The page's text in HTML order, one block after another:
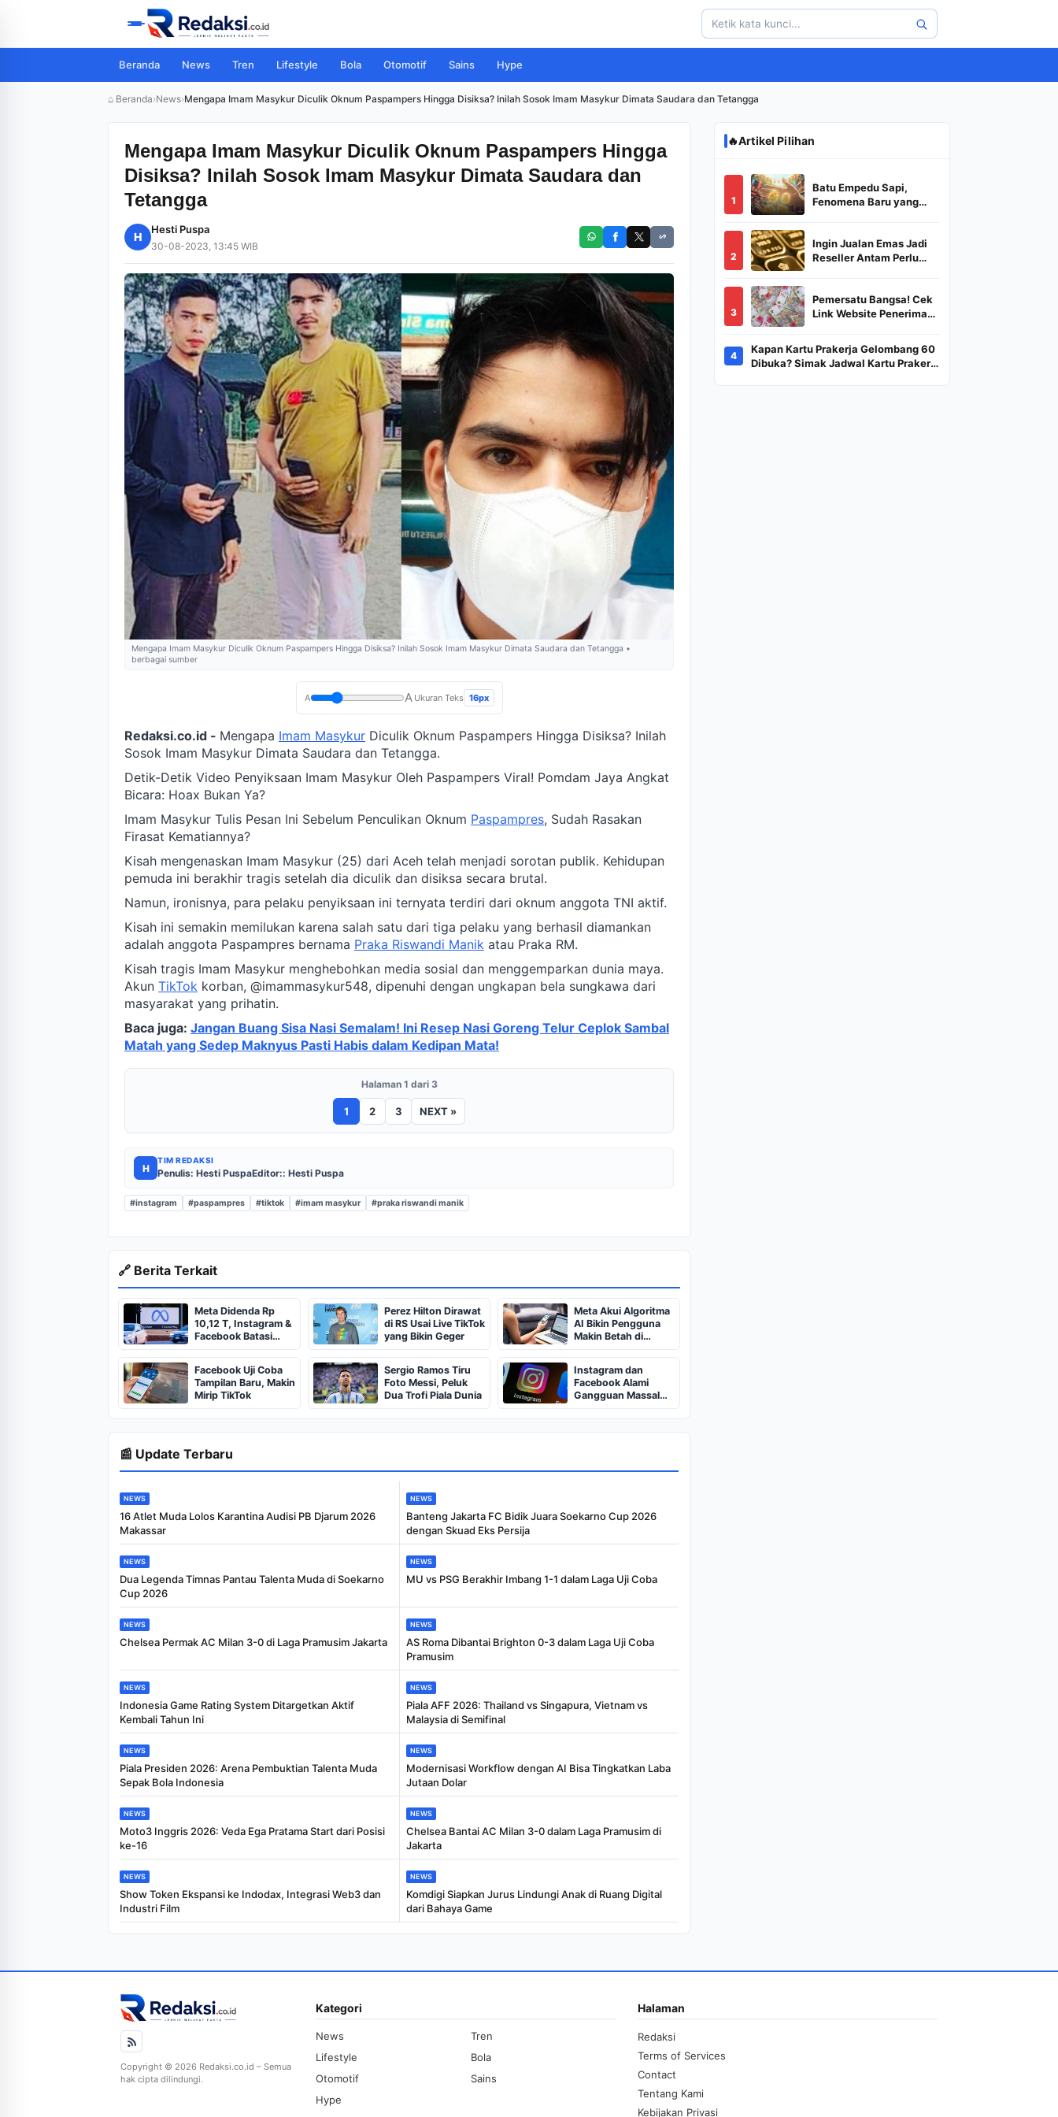
Beranda News Tren Lifestyle Bola Otomotif Sains Hype
⌂ Beranda›News›Mengapa Imam Masykur Diculik Oknum Paspampers Hingga Disiksa? Inilah Sosok Imam Masykur Dimata Saudara dan Tetangga
Mengapa Imam Masykur Diculik Oknum Paspampers Hingga
Disiksa? Inilah Sosok Imam Masykur Dimata Saudara dan
Tetangga
H
Hesti Puspa
30-08-2023, 13:45 WIB
Mengapa Imam Masykur Diculik Oknum Paspampers Hingga Disiksa? Inilah Sosok Imam Masykur Dimata Saudara dan Tetangga •
berbagai sumber
A A Ukuran Teks 16px
Redaksi.co.id - Mengapa Imam Masykur Diculik Oknum Paspampers Hingga Disiksa? Inilah
Sosok Imam Masykur Dimata Saudara dan Tetangga.
Detik-Detik Video Penyiksaan Imam Masykur Oleh Paspampers Viral! Pomdam Jaya Angkat
Bicara: Hoax Bukan Ya?
Imam Masykur Tulis Pesan Ini Sebelum Penculikan Oknum Paspampres, Sudah Rasakan
Firasat Kematiannya?
Kisah mengenaskan Imam Masykur (25) dari Aceh telah menjadi sorotan publik. Kehidupan
pemuda ini berakhir tragis setelah dia diculik dan disiksa secara brutal.
Namun, ironisnya, para pelaku penyiksaan ini ternyata terdiri dari oknum anggota TNI aktif.
Kisah ini semakin memilukan karena salah satu dari tiga pelaku yang berhasil diamankan
adalah anggota Paspampres bernama Praka Riswandi Manik atau Praka RM.
Kisah tragis Imam Masykur menghebohkan media sosial dan menggemparkan dunia maya.
Akun TikTok korban, @imammasykur548, dipenuhi dengan ungkapan bela sungkawa dari
masyarakat yang prihatin.
Baca juga: Jangan Buang Sisa Nasi Semalam! Ini Resep Nasi Goreng Telur Ceplok Sambal
Matah yang Sedep Maknyus Pasti Habis dalam Kedipan Mata!
Halaman 1 dari 3
1 2 3 NEXT »
H
TIM REDAKSI
Penulis: Hesti PuspaEditor:: Hesti Puspa
#instagram #paspampres #tiktok #imam masykur #praka riswandi manik
🔗 Berita Terkait
Meta Didenda Rp
10,12 T, Instagram &
Facebook Batasi
Penggunaan Remaja
Perez Hilton Dirawat
di RS Usai Live TikTok
yang Bikin Geger
Meta Akui Algoritma
AI Bikin Pengguna
Makin Betah di
Instagram
Facebook Uji Coba
Tampilan Baru, Makin
Mirip TikTok
Sergio Ramos Tiru
Foto Messi, Peluk
Dua Trofi Piala Dunia
Instagram dan
Facebook Alami
Gangguan Massal
Sore Ini
📰 Update Terbaru
NEWS
16 Atlet Muda Lolos Karantina Audisi PB Djarum 2026
Makassar
NEWS
Banteng Jakarta FC Bidik Juara Soekarno Cup 2026
dengan Skuad Eks Persija
NEWS
Dua Legenda Timnas Pantau Talenta Muda di Soekarno
Cup 2026
NEWS
MU vs PSG Berakhir Imbang 1-1 dalam Laga Uji Coba
NEWS
Chelsea Permak AC Milan 3-0 di Laga Pramusim Jakarta
NEWS
AS Roma Dibantai Brighton 0-3 dalam Laga Uji Coba
Pramusim
NEWS
Indonesia Game Rating System Ditargetkan Aktif
Kembali Tahun Ini
NEWS
Piala AFF 2026: Thailand vs Singapura, Vietnam vs
Malaysia di Semifinal
NEWS
Piala Presiden 2026: Arena Pembuktian Talenta Muda
Sepak Bola Indonesia
NEWS
Modernisasi Workflow dengan AI Bisa Tingkatkan Laba
Jutaan Dolar
NEWS
Moto3 Inggris 2026: Veda Ega Pratama Start dari Posisi
ke-16
NEWS
Chelsea Bantai AC Milan 3-0 dalam Laga Pramusim di
Jakarta
NEWS
Show Token Ekspansi ke Indodax, Integrasi Web3 dan
Industri Film
NEWS
Komdigi Siapkan Jurus Lindungi Anak di Ruang Digital
dari Bahaya Game
🔥Artikel Pilihan
1
Batu Empedu Sapi,
Fenomena Baru yang
2
Ingin Jualan Emas Jadi
Reseller Antam Perlu
Bagaimana
Prosedurnya?
3
Pemersatu Bangsa! Cek
Link Website Penerima
Dana Rp600 Ribu Rupiah
4
Kapan Kartu Prakerja Gelombang 60
Dibuka? Simak Jadwal Kartu Prakerja
Copyright © 2026 Redaksi.co.id – Semua
hak cipta dilindungi.
Kategori
News
Tren
Lifestyle
Bola
Otomotif
Sains
Hype
Halaman
Redaksi
Terms of Services
Contact
Tentang Kami
Kebijakan Privasi